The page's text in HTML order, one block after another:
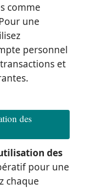
comme
une
personnel
et
des
des
pour une
chaque